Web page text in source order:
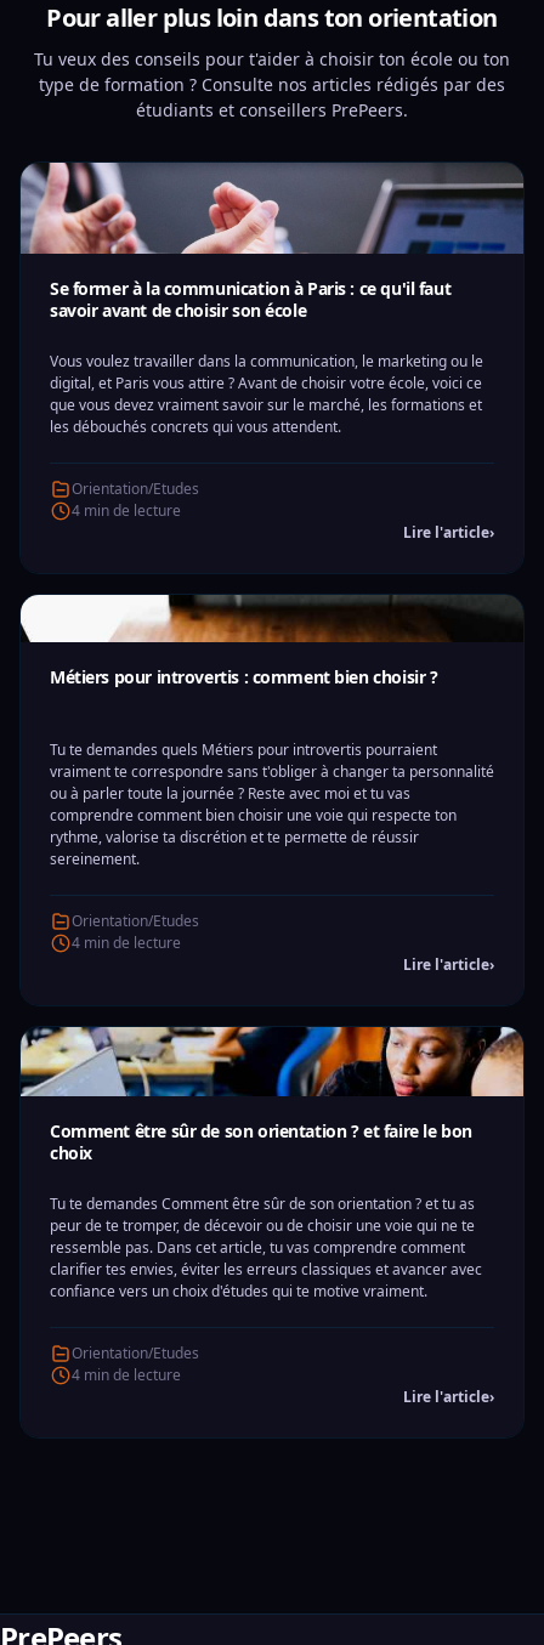
Pour aller plus loin dans ton orientation
Tu veux des conseils pour t'aider à choisir ton école ou ton
type de formation ? Consulte nos articles rédigés par des
étudiants et conseillers PrePeers.
Se former à la communication à Paris : ce qu'il faut
savoir avant de choisir son école
Vous voulez travailler dans la communication, le marketing ou le
digital, et Paris vous attire ? Avant de choisir votre école, voici ce
que vous devez vraiment savoir sur le marché, les formations et
les débouchés concrets qui vous attendent.
Orientation/Etudes
4 min de lecture
Lire l'article›
Métiers pour introvertis : comment bien choisir ?
Tu te demandes quels Métiers pour introvertis pourraient
vraiment te correspondre sans t'obliger à changer ta personnalité
ou à parler toute la journée ? Reste avec moi et tu vas
comprendre comment bien choisir une voie qui respecte ton
rythme, valorise ta discrétion et te permette de réussir
sereinement.
Orientation/Etudes
4 min de lecture
Lire l'article›
Comment être sûr de son orientation ? et faire le bon
choix
Tu te demandes Comment être sûr de son orientation ? et tu as
peur de te tromper, de décevoir ou de choisir une voie qui ne te
ressemble pas. Dans cet article, tu vas comprendre comment
clarifier tes envies, éviter les erreurs classiques et avancer avec
confiance vers un choix d'études qui te motive vraiment.
Orientation/Etudes
4 min de lecture
Lire l'article›